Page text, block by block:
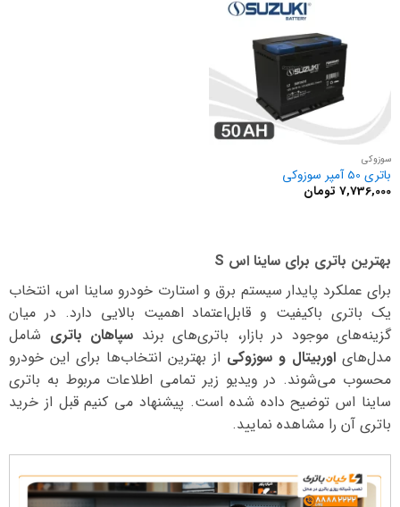
سوزوکی
باتری 50 آمپر سوزوکی
7,736,000 تومان
بهترین باتری برای ساینا اس S
برای عملکرد پایدار سیستم برق و استارت خودرو ساینا اس، انتخاب
یک باتری باکیفیت و قابل‌اعتماد اهمیت بالایی دارد. در میان
گزینه‌های موجود در بازار، باتری‌های برند سپاهان باتری شامل
مدل‌های اوربیتال و سوزوکی از بهترین انتخاب‌ها برای این خودرو
محسوب می‌شوند. در ویدیو زیر تمامی اطلاعات مربوط به باتری
ساینا اس توضیح داده شده است. پیشنهاد می کنیم قبل از خرید
باتری آن را مشاهده نمایید.
نمایشگر
ویدیو